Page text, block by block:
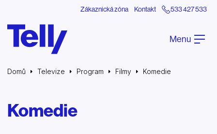
Zákaznická zóna Kontakt 533 427 533
Menu
Domů Televize Program Filmy Komedie
Komedie